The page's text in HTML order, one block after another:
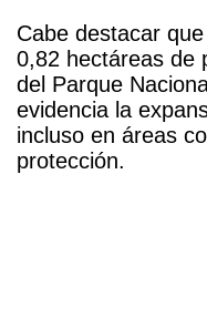
Cabe destacar
0,82 hectáreas de
del Parque
evidencia la
incluso en áreas
protección.